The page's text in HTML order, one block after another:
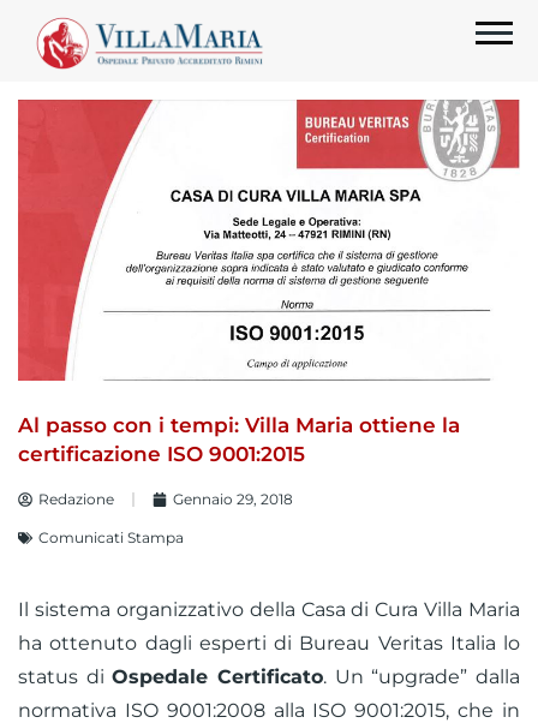
Al passo con i tempi: Villa Maria ottiene la
certificazione ISO 9001:2015
Redazione Gennaio 29, 2018
Comunicati Stampa
Il sistema organizzativo della Casa di Cura Villa Maria
ha ottenuto dagli esperti di Bureau Veritas Italia lo
status diOspedale Certificato. Un “upgrade” dalla
normativa ISO 9001:2008 alla ISO 9001:2015, che in